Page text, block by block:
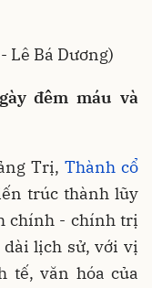
Lê Bá Dương)
đêm máu và
Trị, Thành cổ
trúc thành lũy
chính - chính trị
lịch sử, với vị
văn hóa của